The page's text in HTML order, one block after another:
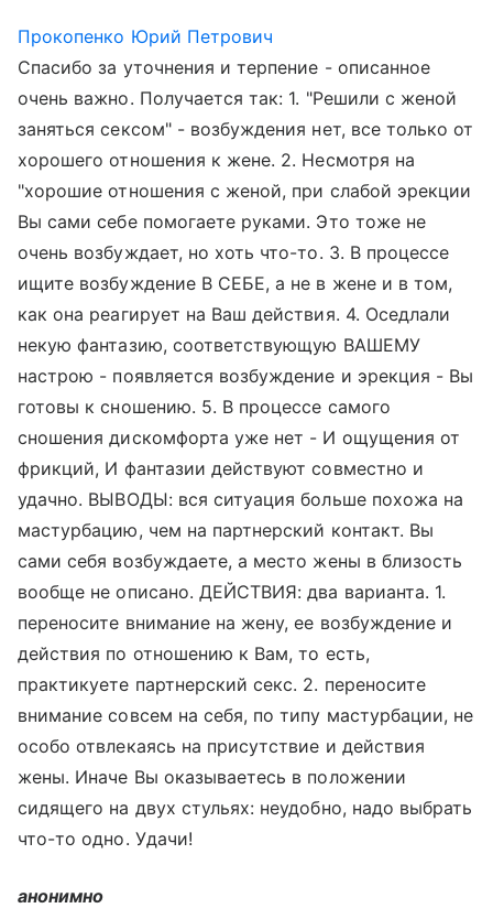
Прокопенко Юрий Петрович
Спасибо за уточнения и терпение - описанное
очень важно. Получается так: 1. "Решили с женой
заняться сексом" - возбуждения нет, все только от
хорошего отношения к жене. 2. Несмотря на
"хорошие отношения с женой, при слабой эрекции
Вы сами себе помогаете руками. Это тоже не
очень возбуждает, но хоть что-то. 3. В процессе
ищите возбуждение В СЕБЕ, а не в жене и в том,
как она реагирует на Ваш действия. 4. Оседлали
некую фантазию, соответствующую ВАШЕМУ
настрою - появляется возбуждение и эрекция - Вы
готовы к сношению. 5. В процессе самого
сношения дискомфорта уже нет - И ощущения от
фрикций, И фантазии действуют совместно и
удачно. ВЫВОДЫ: вся ситуация больше похожа на
мастурбацию, чем на партнерский контакт. Вы
сами себя возбуждаете, а место жены в близость
вообще не описано. ДЕЙСТВИЯ: два варианта. 1.
переносите внимание на жену, ее возбуждение и
действия по отношению к Вам, то есть,
практикуете партнерский секс. 2. переносите
внимание совсем на себя, по типу мастурбации, не
особо отвлекаясь на присутствие и действия
жены. Иначе Вы оказываетесь в положении
сидящего на двух стульях: неудобно, надо выбрать
что-то одно. Удачи!
анонимно